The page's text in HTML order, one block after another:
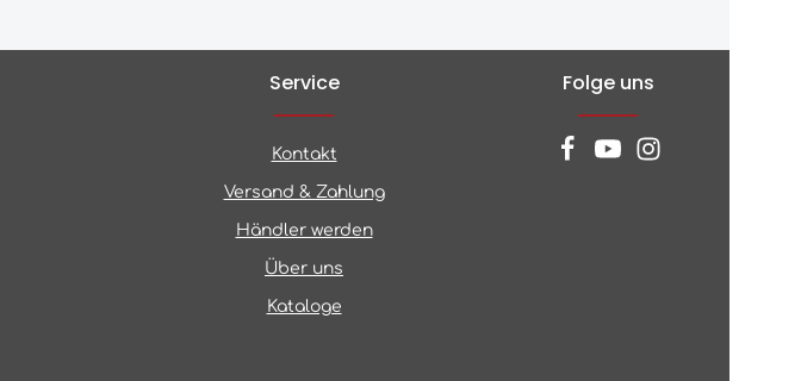
Service
Kontakt
Versand & Zahlung
Händler werden
Über uns
Kataloge
Folge uns